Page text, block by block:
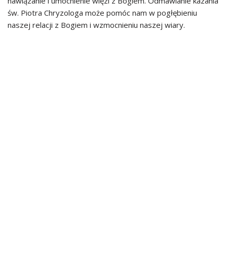
św. Piotra Chryzologa może pomóc nam w pogłębieniu
naszej relacji z Bogiem i wzmocnieniu naszej wiary.